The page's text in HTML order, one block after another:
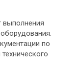
выполнения
по